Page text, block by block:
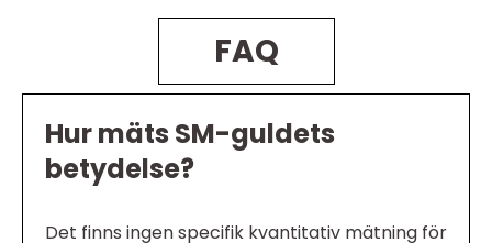
FAQ
Hur mäts SM-guldets
betydelse?
Det finns ingen specifik kvantitativ mätning för